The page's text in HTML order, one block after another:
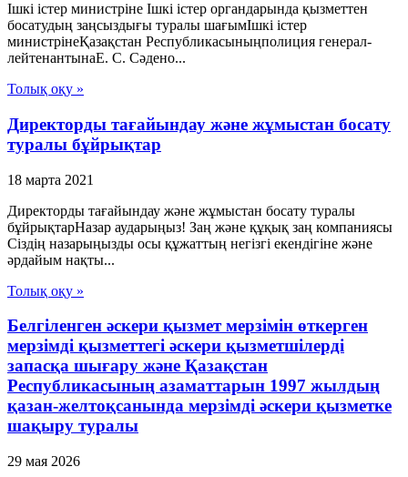
Ішкі істер министріне Ішкі істер органдарында қызметтен
босатудың заңсыздығы туралы шағымІшкі істер
министрінеҚазақстан Республикасыныңполиция генерал-
лейтенантынаЕ. С. Сәдено...
Толық оқу »
Директорды тағайындау және жұмыстан босату
туралы бұйрықтар
18 марта 2021
Директорды тағайындау және жұмыстан босату туралы
бұйрықтарНазар аударыңыз! Заң және құқық заң компаниясы
Сіздің назарыңызды осы құжаттың негізгі екендігіне және
әрдайым нақты...
Толық оқу »
Белгiленген әскери қызмет мерзiмiн өткерген
мерзiмдi қызметтегi әскери қызметшiлердi
запасқа шығару және Қазақстан
Республикасының азаматтарын 1997 жылдың
қазан-желтоқсанында мерзiмдi әскери қызметке
шақыру туралы
29 мая 2026